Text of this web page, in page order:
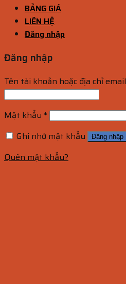
BẢNG GIÁ
LIÊN HỆ
Đăng nhập
Đăng nhập
Tên tài khoản hoặc địa chỉ email
Mật khẩu *
Ghi nhớ mật khẩu
Đăng nhập
Quên mật khẩu?